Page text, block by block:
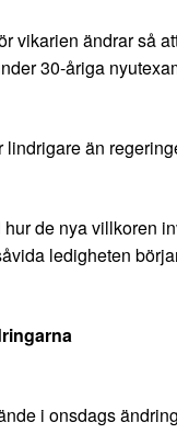
vikarien ändrar så
30-åriga
lindrigare än
de nya villkoren
ledigheten
i onsdags